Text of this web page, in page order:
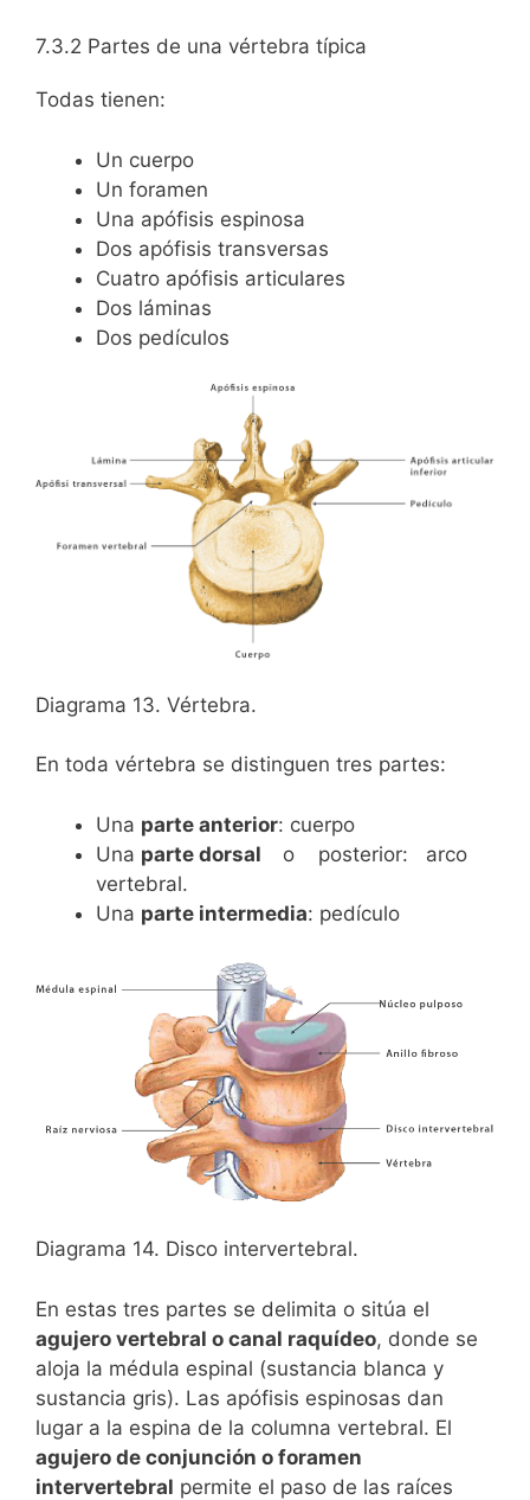
7.3.2 Partes de una vértebra típica
Todas tienen:
Un cuerpo
Un foramen
Una apófisis espinosa
Dos apófisis transversas
Cuatro apófisis articulares
Dos láminas
Dos pedículos
Diagrama 13. Vértebra.
En toda vértebra se distinguen tres partes:
Una parte anterior: cuerpo
Una parte dorsal
o posterior: arco
vertebral.
Una parte intermedia: pedículo
Diagrama 14. Disco intervertebral.
En estas tres partes se delimita o sitúa el
agujero vertebral o canal raquídeo, donde se
aloja la médula espinal (sustancia blanca y
sustancia gris). Las apófisis espinosas dan
lugar a la espina de la columna vertebral. El
agujero de conjunción o foramen
intervertebral permite el paso de las raíces